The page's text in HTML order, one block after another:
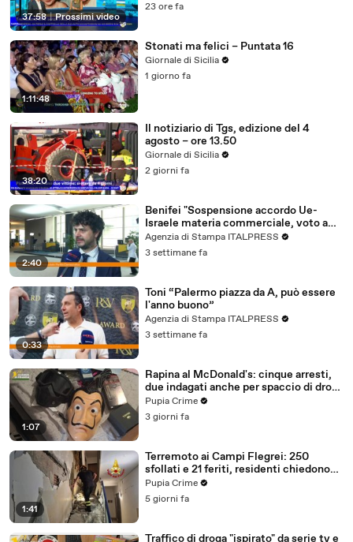
37:58 | Prossimi video
23 ore fa
1:11:48
Stonati ma felici – Puntata 16
Giornale di Sicilia
1 giorno fa
38:20
Il notiziario di Tgs, edizione del 4
agosto – ore 13.50
Giornale di Sicilia
2 giorni fa
2:40
Benifei "Sospensione accordo Ue-
Israele materia commerciale, voto a
maggioranza"
Agenzia di Stampa ITALPRESS
3 settimane fa
0:33
Toni “Palermo piazza da A, può essere
l'anno buono”
Agenzia di Stampa ITALPRESS
3 settimane fa
1:07
Rapina al McDonald's: cinque arresti,
due indagati anche per spaccio di droga
(03.08.26)
Pupia Crime
3 giorni fa
1:41
Terremoto ai Campi Flegrei: 250
sfollati e 21 feriti, residenti chiedono
certezze sul futuro (01.08.26)
Pupia Crime
5 giorni fa
Traffico di droga "ispirato" da serie tv e